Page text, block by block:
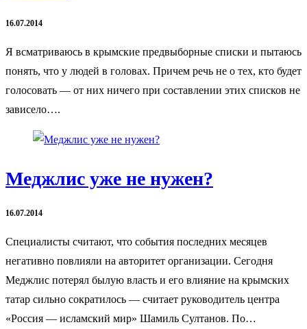
16.07.2014
Я всматриваюсь в крымские предвыборные списки и пытаюсь
понять, что у людей в головах. Причем речь не о тех, кто будет
голосовать — от них ничего при составлении этих списков не
зависело….
Меджлис уже не нужен?
16.07.2014
Специалисты считают, что события последних месяцев
негативно повлияли на авторитет организации. Сегодня
Меджлис потерял былую власть и его влияние на крымских
татар сильно сократилось — считает руководитель центра
«Россия — исламский мир» Шамиль Султанов. По…